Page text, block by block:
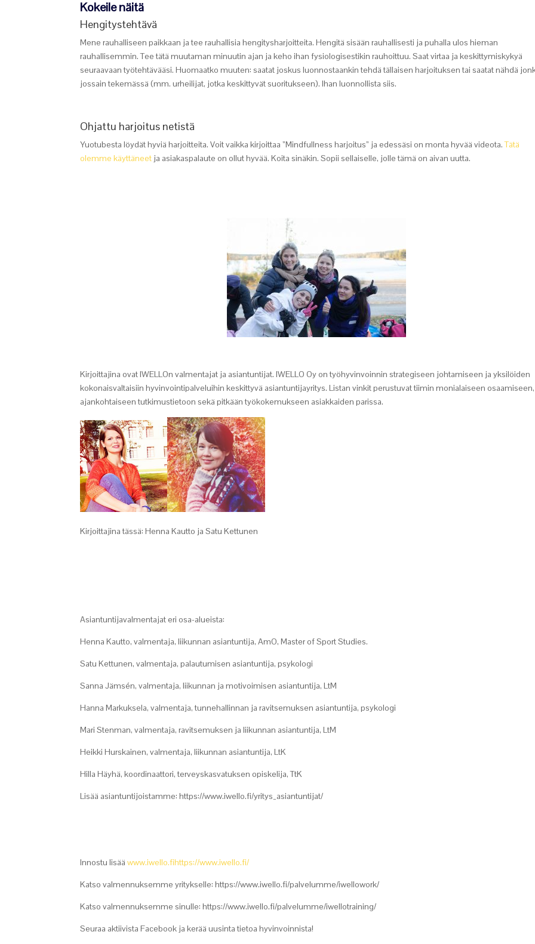
Kokeile näitä
Hengitystehtävä
Mene rauhalliseen paikkaan ja tee rauhallisia hengitysharjoitteita. Hengitä sisään rauhallisesti ja puhalla ulos hieman
rauhallisemmin. Tee tätä muutaman minuutin ajan ja keho ihan fysiologisestikin rauhoittuu. Saat virtaa ja keskittymiskykyä
seuraavaan työtehtävääsi. Huomaatko muuten: saatat joskus luonnostaankin tehdä tällaisen harjoituksen tai saatat nähdä
jossain tekemässä (mm. urheilijat, jotka keskittyvät suoritukseen). Ihan luonnollista siis.
Ohjattu harjoitus netistä
Yuotubesta löydät hyviä harjoitteita. Voit vaikka kirjoittaa ”Mindfullness harjoitus” ja edessäsi on monta hyvää videota.Tätä
olemme käyttäneet ja asiakaspalaute on ollut hyvää. Koita sinäkin. Sopii sellaiselle, jolle tämä on aivan uutta.
Kirjoittajina ovat IWELLOn valmentajat ja asiantuntijat. IWELLO Oy on työhyvinvoinnin strategiseen johtamiseen ja yksilöiden
kokonaisvaltaisiin hyvinvointipalveluihin keskittyvä asiantuntijayritys. Listan vinkit perustuvat tiimin monialaiseen osaamiseen,
ajankohtaiseen tutkimustietoon sekä pitkään työkokemukseen asiakkaiden parissa.
Kirjoittajina tässä: Henna Kautto ja Satu Kettunen
Asiantuntijavalmentajat eri osa-alueista:
Henna Kautto, valmentaja, liikunnan asiantuntija, AmO, Master of Sport Studies.
Satu Kettunen, valmentaja, palautumisen asiantuntija, psykologi
Sanna Jämsén, valmentaja, liikunnan ja motivoimisen asiantuntija, LtM
Hanna Markuksela, valmentaja, tunnehallinnan ja ravitsemuksen asiantuntija, psykologi
Mari Stenman, valmentaja, ravitsemuksen ja liikunnan asiantuntija, LtM
Heikki Hurskainen, valmentaja, liikunnan asiantuntija, LtK
Hilla Häyhä, koordinaattori, terveyskasvatuksen opiskelija, TtK
Lisää asiantuntijoistamme: https://www.iwello.fi/yritys_asiantuntijat/
Innostu lisääwww.iwello.fihttps://www.iwello.fi/
Katso valmennuksemme yritykselle: https://www.iwello.fi/palvelumme/iwellowork/
Katso valmennuksemme sinulle: https://www.iwello.fi/palvelumme/iwellotraining/
Seuraa aktiivista Facebook ja kerää uusinta tietoa hyvinvoinnista!